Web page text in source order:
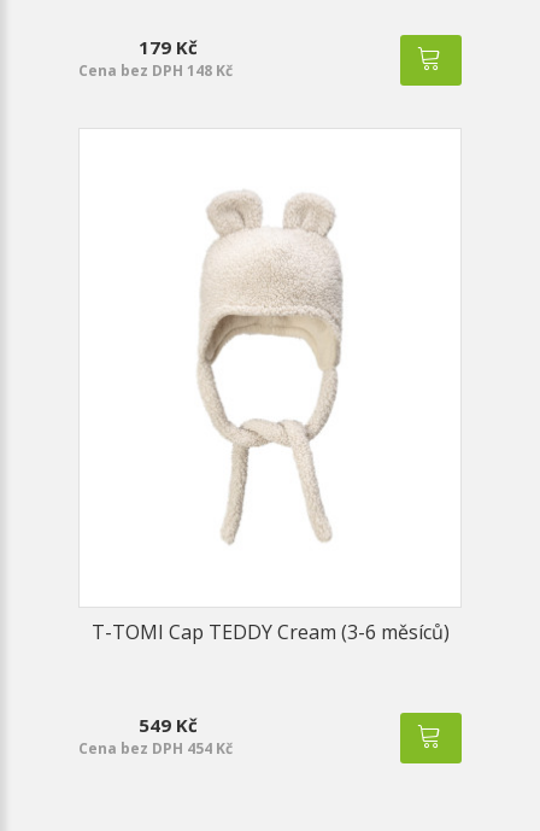
179 Kč
Cena bez DPH 148 Kč
T-TOMI Cap TEDDY Cream (3-6 měsíců)
549 Kč
Cena bez DPH 454 Kč